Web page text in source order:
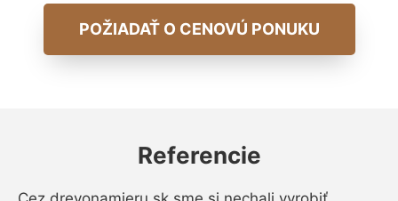
POŽIADAŤ O CENOVÚ PONUKU
Referencie